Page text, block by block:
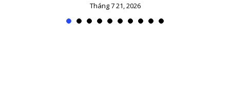
Tháng 7 21, 2026